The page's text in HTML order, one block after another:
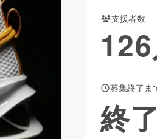
ビューティー・ヘルスケア
CAMPFIRE Creation
machi-ya
支援者数
126
募集終了ま
終了